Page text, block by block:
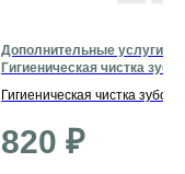
Дополнительные услуги /
Гигиеническая чистка зубов
Гигиеническая чистка зубов
820 ₽